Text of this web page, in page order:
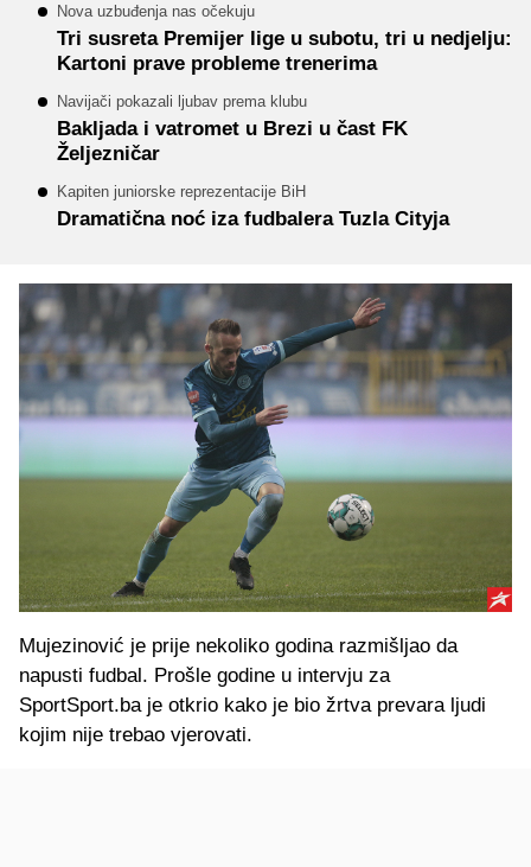
Nova uzbuđenja nas očekuju
Tri susreta Premijer lige u subotu, tri u nedjelju:
Kartoni prave probleme trenerima
Navijači pokazali ljubav prema klubu
Bakljada i vatromet u Brezi u čast FK
Željezničar
Kapiten juniorske reprezentacije BiH
Dramatična noć iza fudbalera Tuzla Cityja
Mujezinović je prije nekoliko godina razmišljao da
napusti fudbal. Prošle godine u intervju za
SportSport.ba je otkrio kako je bio žrtva prevara ljudi
kojim nije trebao vjerovati.